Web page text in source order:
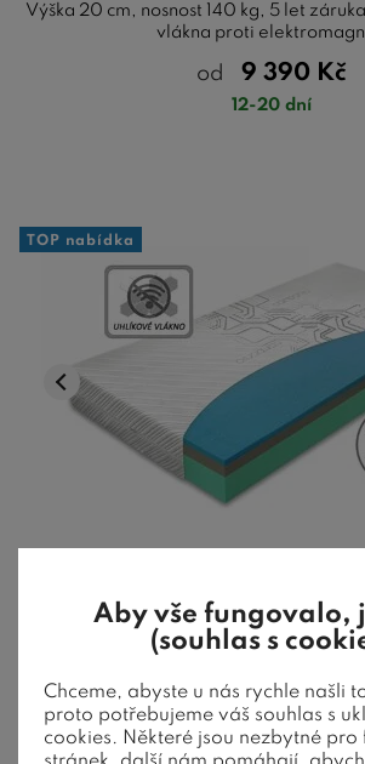
Výška 20 cm, nosnost 140 kg, 5 let
vlákna proti elektromagn
od 9 390 Kč
12-20 dní
TOP nabídka
Středně tvrdá matrace
uhlíkovým vláknem, 24cm,
Aby vše fungovalo,
(souhlas s
Chceme, abyste u nás rychle našli
proto potřebujeme váš souhlas s
cookies. Některé jsou nezbytné